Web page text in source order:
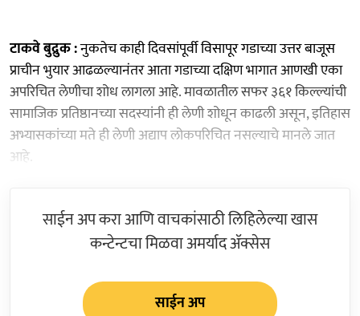
टाकवे बुद्रुक :नुकतेच काही दिवसांपूर्वी विसापूर गडाच्या उत्तर बाजूस
प्राचीन भुयार आढळल्यानंतर आता गडाच्या दक्षिण भागात आणखी एका
अपरिचित लेणीचा शोध लागला आहे. मावळातील सफर ३६१ किल्ल्यांची
सामाजिक प्रतिष्ठानच्या सदस्यांनी ही लेणी शोधून काढली असून, इतिहास
अभ्यासकांच्या मते ही लेणी अद्याप लोकपरिचित नसल्याचे मानले जात
आहे.
साईन अप करा आणि वाचकांसाठी लिहिलेल्या खास
कन्टेन्टचा मिळवा अमर्याद ॲक्सेस
साईन अप